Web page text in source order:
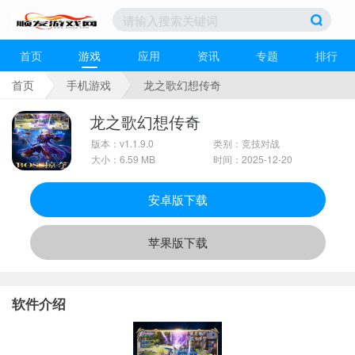
首页 游戏 应用 资讯 专题
排行
首页
手机游戏 龙之歌幻想传奇
龙之歌幻想传奇
版本：v1.1.9.0
大小：6.59 MB
类别：竞技对战
时间：2025-12-20
安卓版下载
苹果版下载
软件介绍